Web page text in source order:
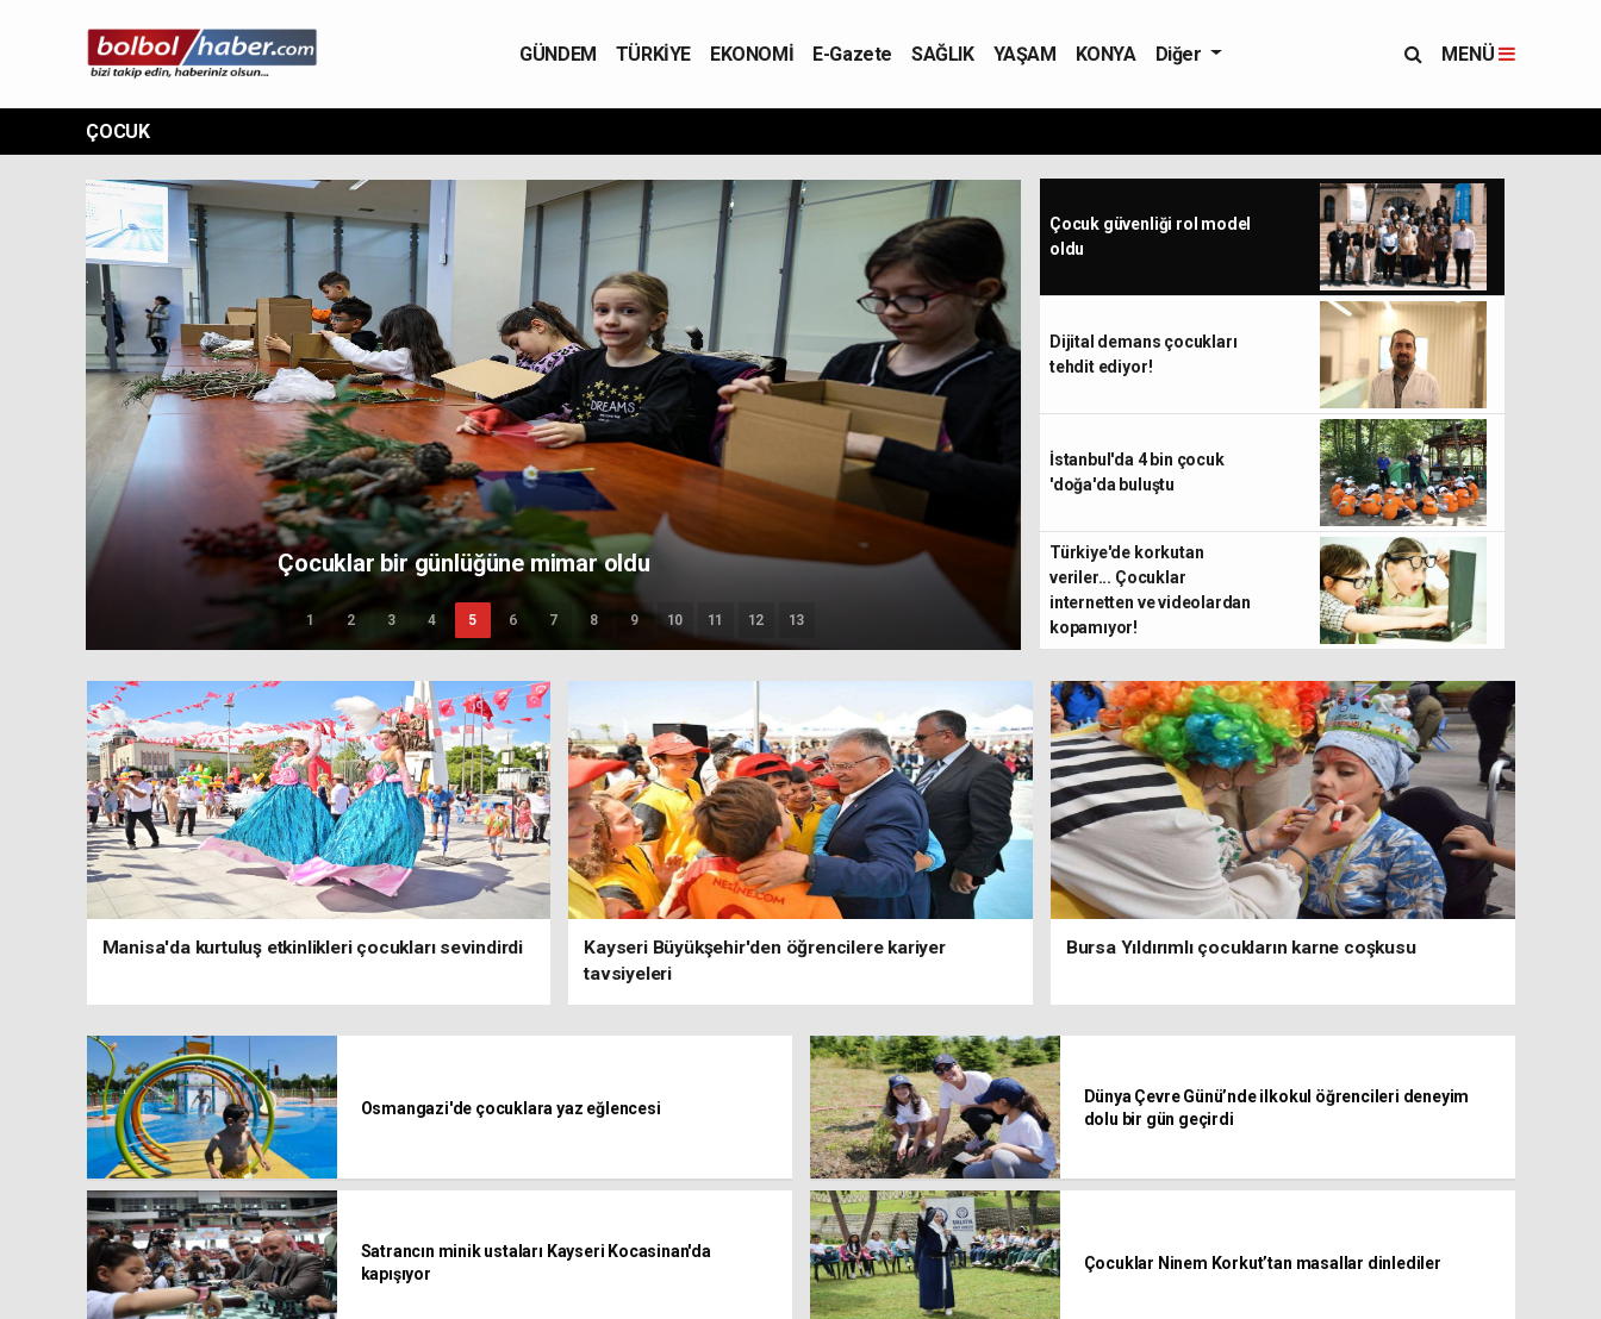
GÜNDEM TÜRKİYE EKONOMİ E-Gazete SAĞLIK YAŞAM KONYA Diğer MENÜ
ÇOCUK
Erzurum’da Çocuk Hakları Komitesi üyelerine dijital okuryazarlık ve
akran zorbalığı ile mücadele eğitimi
Yıldırım'da 'Meraklı Okurlar Atölyesi'
1 2 3 4 5 6 7 8 9 10 11 12 13
Çocuk güvenliği rol model
oldu
Dijital demans çocukları
tehdit ediyor!
İstanbul'da 4 bin çocuk
'doğa'da buluştu
Türkiye'de korkutan
veriler... Çocuklar
internetten ve videolardan
kopamıyor!
Manisa'da kurtuluş etkinlikleri çocukları sevindirdi
Kayseri Büyükşehir'den öğrencilere kariyer
tavsiyeleri
Bursa Yıldırımlı çocukların karne coşkusu
Osmangazi'de çocuklara yaz eğlencesi
Dünya Çevre Günü’nde ilkokul öğrencileri deneyim
dolu bir gün geçirdi
Satrancın minik ustaları Kayseri Kocasinan'da
kapışıyor
Çocuklar Ninem Korkut’tan masallar dinlediler